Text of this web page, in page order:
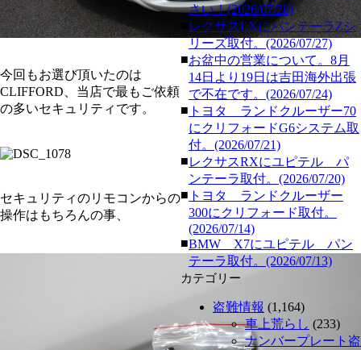
今回もお選び頂いたのは
CLIFFORD、当店で最もご依頼
の多いセキュリティです。
セキュリティのリモコンからの
操作はもちろんの事、
さい！(2026/07/28)
レクサスLXにパンテーラZシ
リーズ取付。(2026/07/27)
■お盆中の営業について。8月
14日より19日は吉田海外出張
で不在です。(2026/07/24)
■ トヨタ ランドクルーザー70
にクリフォードG6システム取
付。(2026/07/21)
■レクサスRXにユピテル パ
ンテーラ取付。(2026/07/20)
■ トヨタ ランドクルーザー
300にクリフォード取付。
(2026/07/14)
■BMW X7にユピテル パン
テーラ取付。(2026/07/13)
カテゴリー
盗難情報 (1,164)
車上荒らし (233)
ナンバープレート盗